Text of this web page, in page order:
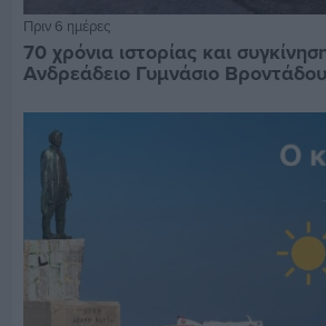
Πριν 6 ημέρες
70 χρόνια ιστορίας και
Ανδρεάδειο Γυμνάσιο Βροντάδου